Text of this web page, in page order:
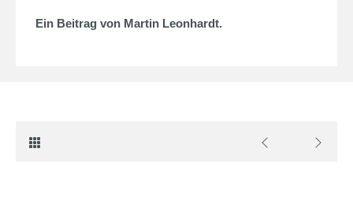
Ein Beitrag von Martin Leonhardt.